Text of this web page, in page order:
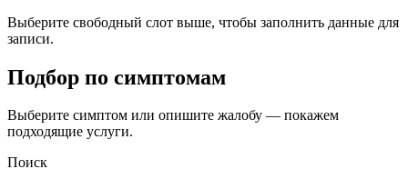
Выберите свободный слот выше, чтобы заполнить данные для
записи.
Подбор по симптомам
Выберите симптом или опишите жалобу — покажем
подходящие услуги.
Поиск